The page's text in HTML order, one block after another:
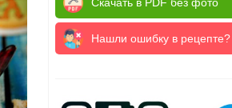
Нашли ошибку в рецепте?